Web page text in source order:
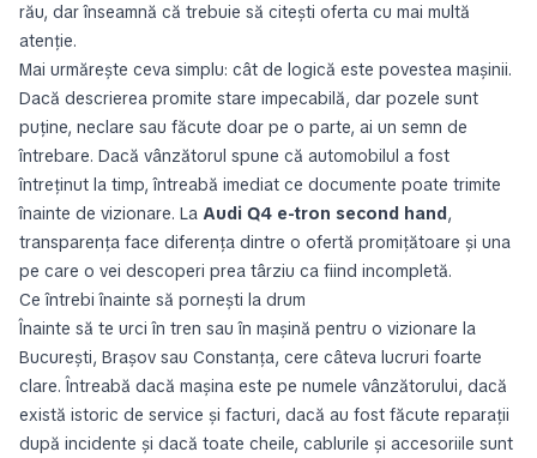
rău, dar înseamnă că trebuie să citești oferta cu mai multă
atenție.
Mai urmărește ceva simplu: cât de logică este povestea mașinii.
Dacă descrierea promite stare impecabilă, dar pozele sunt
puține, neclare sau făcute doar pe o parte, ai un semn de
întrebare. Dacă vânzătorul spune că automobilul a fost
întreținut la timp, întreabă imediat ce documente poate trimite
înainte de vizionare. La Audi Q4 e-tron second hand,
transparența face diferența dintre o ofertă promițătoare și una
pe care o vei descoperi prea târziu ca fiind incompletă.
Ce întrebi înainte să pornești la drum
Înainte să te urci în tren sau în mașină pentru o vizionare la
București, Brașov sau Constanța, cere câteva lucruri foarte
clare. Întreabă dacă mașina este pe numele vânzătorului, dacă
există istoric de service și facturi, dacă au fost făcute reparații
după incidente și dacă toate cheile, cablurile și accesoriile sunt